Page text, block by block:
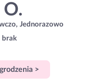
O.
Jednorazowo
brak
>